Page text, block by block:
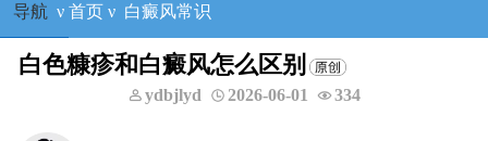
导航 ν 首页ν 白癜风常识
白色糠疹和白癜风怎么区别
ydbjlyd 2026-06-01 334